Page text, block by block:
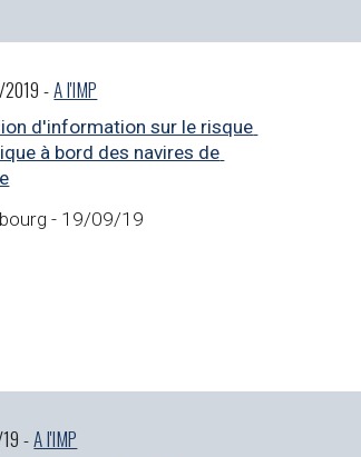
2019 - A l'IMP
d'information sur le risque
à bord des navires de
- 19/09/19
- A l'IMP